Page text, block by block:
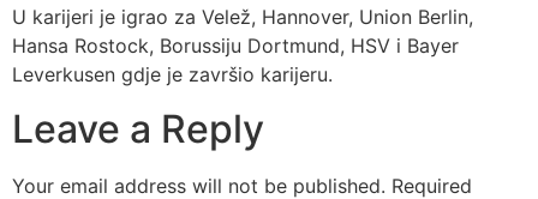
U karijeri je igrao za Velež, Hannover, Union Berlin,
Hansa Rostock, Borussiju Dortmund, HSV i Bayer
Leverkusen gdje je završio karijeru.
Leave a Reply
Your email address will not be published. Required